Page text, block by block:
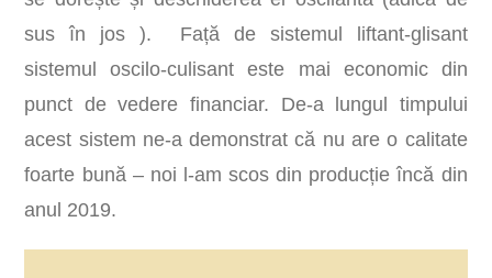
sus în jos ). Față de sistemul liftant-glisant
sistemul oscilo-culisant este mai economic din
punct de vedere financiar. De-a lungul timpului
acest sistem ne-a demonstrat că nu are o calitate
foarte bună – noi l-am scos din producție încă din
anul 2019.